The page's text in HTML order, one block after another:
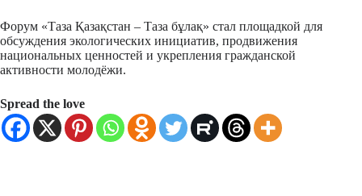
Форум «Таза Қазақстан – Таза бұлақ» стал площадкой для
обсуждения экологических инициатив, продвижения
национальных ценностей и укрепления гражданской
активности молодёжи.
Spread the love